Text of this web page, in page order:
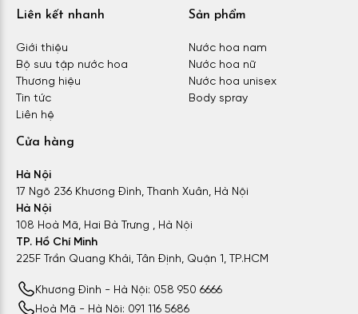
Liên kết nhanh
Giới thiệu
Bộ sưu tập nước hoa
Thương hiệu
Tin tức
Liên hệ
Sản phẩm
Nước hoa nam
Nước hoa nữ
Nước hoa unisex
Body spray
Cửa hàng
Hà Nội
17 Ngõ 236 Khương Đình, Thanh Xuân, Hà Nội
Hà Nội
108 Hoà Mã, Hai Bà Trưng , Hà Nội
TP. Hồ Chí Minh
225F Trần Quang Khải, Tân Định, Quận 1, TP.HCM
Khương Đình - Hà Nội: 058 950 6666
Hoà Mã - Hà Nội: 091 116 5686